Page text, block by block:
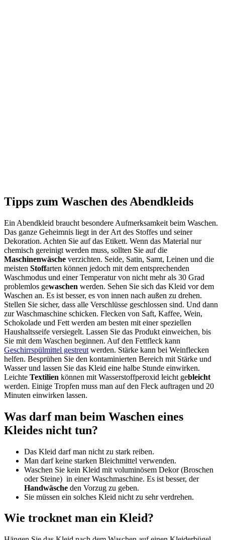
Tipps zum Waschen des Abendkleids
Ein Abendkleid braucht besondere Aufmerksamkeit beim Waschen.
Das ganze Geheimnis liegt in der Art des Stoffes und seiner
Dekoration. Achten Sie auf das Etikett. Wenn das Material nur
chemisch gereinigt werden muss, sollten Sie auf die
Maschinenwäsche verzichten. Seide, Satin, Samt, Leinen und die
meisten Stoffarten können jedoch mit dem entsprechenden
Waschmodus und einer Temperatur von nicht mehr als 30 Grad
problemlos gewaschen werden. Sehen Sie sich das Kleid vor dem
Waschen an. Es ist besser, es von innen nach außen zu drehen.
Stellen Sie sicher, dass alle Verschlüsse geschlossen sind. Und dann
zur Waschmaschine schicken. Flecken von Saft, Kaffee, Wein,
Schokolade und Fett werden am besten mit einer speziellen
Haushaltsseife versiegelt. Lassen Sie das Produkt einweichen, bis
Sie mit dem Waschen beginnen. Auf den Fettfleck kann
Geschirrspülmittel gestreut werden. Stärke kann bei Weinflecken
helfen. Besprühen Sie den kontaminierten Bereich mit Stärke und
Wasser und lassen Sie das Kleid eine halbe Stunde einwirken.
Leichte Textilien können mit Wasserstoffperoxid leicht gebleicht
werden. Einige Tropfen muss man auf den Fleck auftragen und 20
Minuten einwirken lassen.
Was darf man beim Waschen eines
Kleides nicht tun?
Das Kleid darf man nicht zu stark reiben.
Man darf keine starken Bleichmittel verwenden.
Waschen Sie kein Kleid mit voluminösem Dekor (Broschen
oder Steine) ​​ in einer Waschmaschine. Es ist besser, der
Handwäsche den Vorzug zu geben.
Sie müssen ein solches Kleid nicht zu sehr verdrehen.
Wie trocknet man ein Kleid?